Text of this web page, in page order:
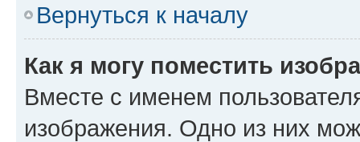
Вернуться к началу
Как я могу поместить
Вместе с именем
изображения. Одно из них